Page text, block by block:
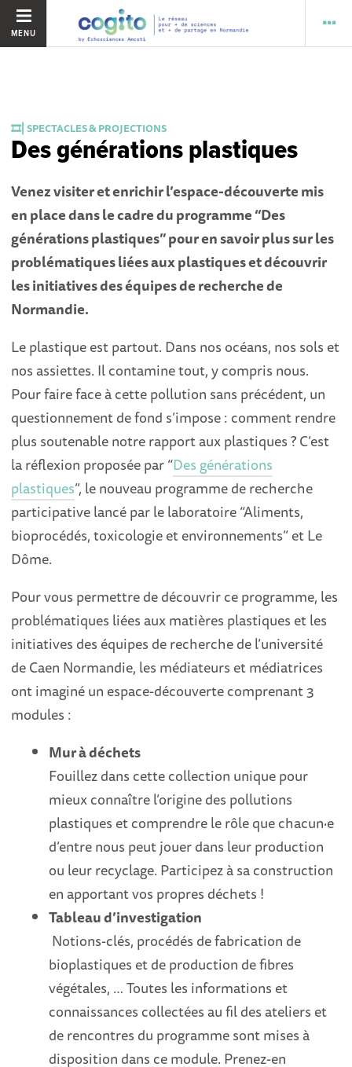
MENU
🎞️⎜SPECTACLES & PROJECTIONS
Des générations plastiques
Venez visiter et enrichir l’espace-découverte mis
en place dans le cadre du programme “Des
générations plastiques” pour en savoir plus sur les
problématiques liées aux plastiques et découvrir
les initiatives des équipes de recherche de
Normandie.
Le plastique est partout. Dans nos océans, nos sols et
nos assiettes. Il contamine tout, y compris nous.
Pour faire face à cette pollution sans précédent, un
questionnement de fond s’impose : comment rendre
plus soutenable notre rapport aux plastiques ? C’est
la réflexion proposée par “Des générations
plastiques”, le nouveau programme de recherche
participative lancé par le laboratoire “Aliments,
bioprocédés, toxicologie et environnements” et Le
Dôme.
Pour vous permettre de découvrir ce programme, les
problématiques liées aux matières plastiques et les
initiatives des équipes de recherche de l’université
de Caen Normandie, les médiateurs et médiatrices
ont imaginé un espace-découverte comprenant 3
modules :
Mur à déchets
Fouillez dans cette collection unique pour
mieux connaître l’origine des pollutions
plastiques et comprendre le rôle que chacun·e
d’entre nous peut jouer dans leur production
ou leur recyclage. Participez à sa construction
en apportant vos propres déchets !
Tableau d’investigation
Notions-clés, procédés de fabrication de
bioplastiques et de production de fibres
végétales, … Toutes les informations et
connaissances collectées au fil des ateliers et
de rencontres du programme sont mises à
disposition dans ce module. Prenez-en